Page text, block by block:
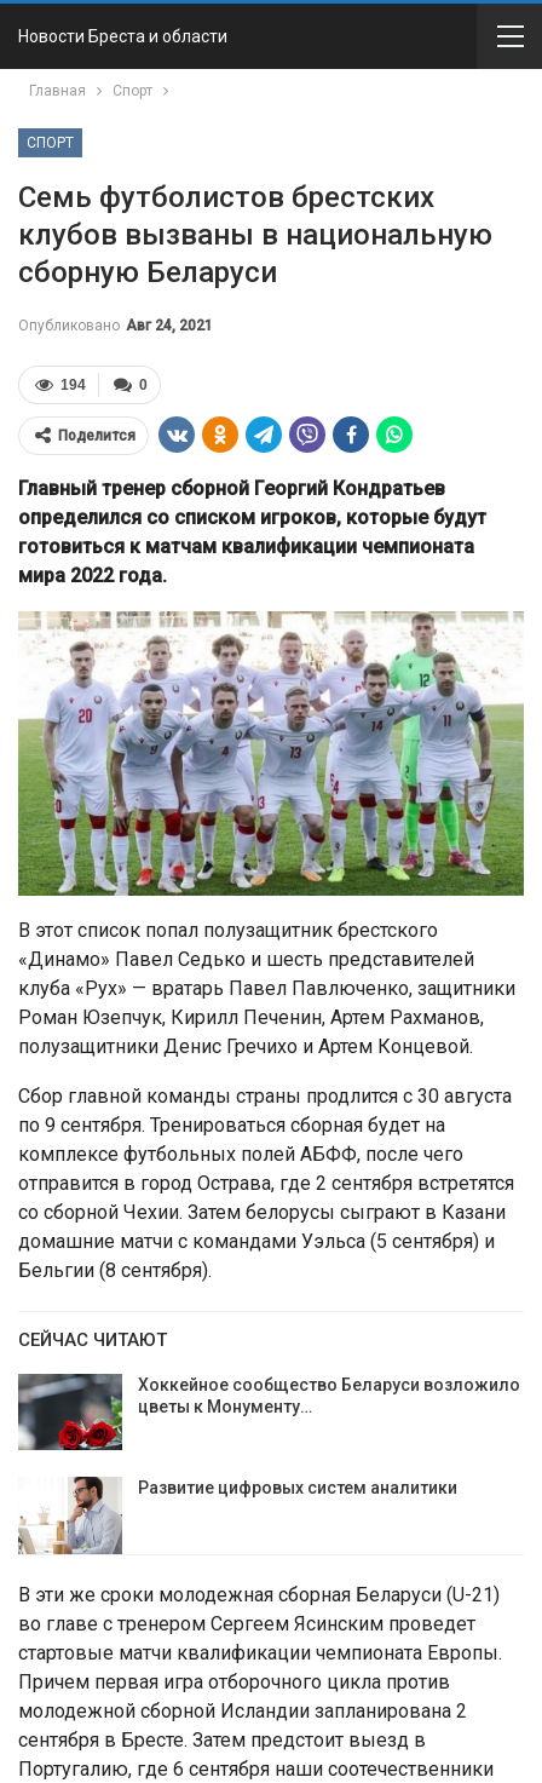
Новости Бреста и области
Главная Спорт
СПОРТ
Семь футболистов брестских
клубов вызваны в национальную
сборную Беларуси
Опубликовано Авг 24, 2021
0
194
Поделится
Главный тренер сборной Георгий Кондратьев
определился со списком игроков, которые будут
готовиться к матчам квалификации чемпионата
мира 2022 года.
В этот список попал полузащитник брестского
«Динамо» Павел Седько и шесть представителей
клуба «Рух» — вратарь Павел Павлюченко, защитники
Роман Юзепчук, Кирилл Печенин, Артем Рахманов,
полузащитники Денис Гречихо и Артем Концевой.
Сбор главной команды страны продлится с 30 августа
по 9 сентября. Тренироваться сборная будет на
комплексе футбольных полей АБФФ, после чего
отправится в город Острава, где 2 сентября встретятся
со сборной Чехии. Затем белорусы сыграют в Казани
домашние матчи с командами Уэльса (5 сентября) и
Бельгии (8 сентября).
СЕЙЧАС ЧИТАЮТ
Хоккейное сообщество Беларуси возложило
цветы к Монументу…
Развитие цифровых систем аналитики
В эти же сроки молодежная сборная Беларуси (U-21)
во главе с тренером Сергеем Ясинским проведет
стартовые матчи квалификации чемпионата Европы.
Причем первая игра отборочного цикла против
молодежной сборной Исландии запланирована 2
сентября в Бресте. Затем предстоит выезд в
Португалию, где 6 сентября наши соотечественники